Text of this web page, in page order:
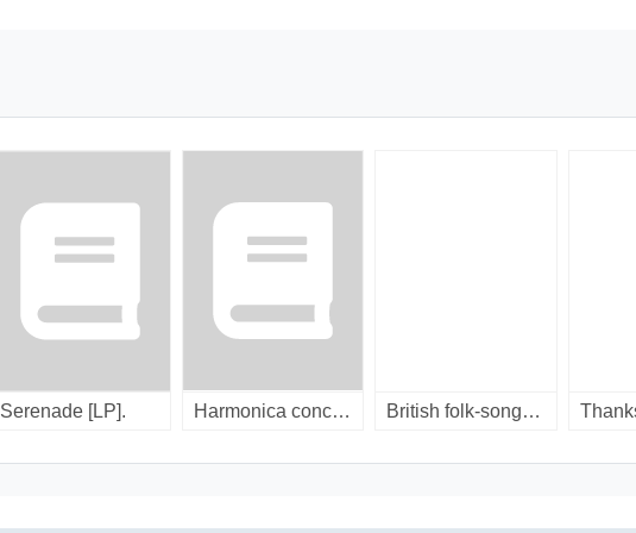
Serenade [LP]. Harmonica concertos/ [LP] British folk-songs / [compact disc]